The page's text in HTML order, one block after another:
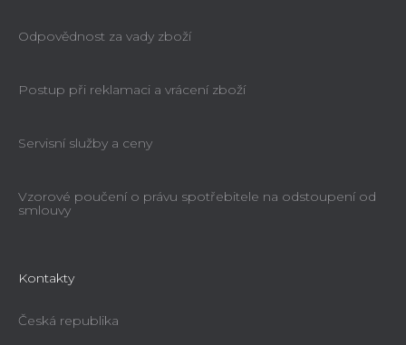
Odpovědnost za vady zboží
Postup při reklamaci a vrácení zboží
Servisní služby a ceny
Vzorové poučení o právu spotřebitele na odstoupení od
smlouvy
Kontakty
Česká republika